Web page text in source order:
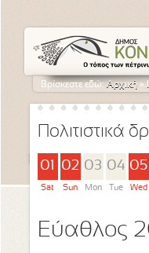
Βρίσκεστε εδώ:Αρχική »
Πολιτιστικά
01
Sat
02
Sun
03
Mon
04
Tue
05
Wed
Εύαθλος